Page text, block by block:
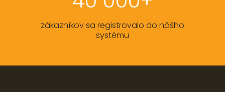
zákazníkov sa registrovalo do nášho
systému